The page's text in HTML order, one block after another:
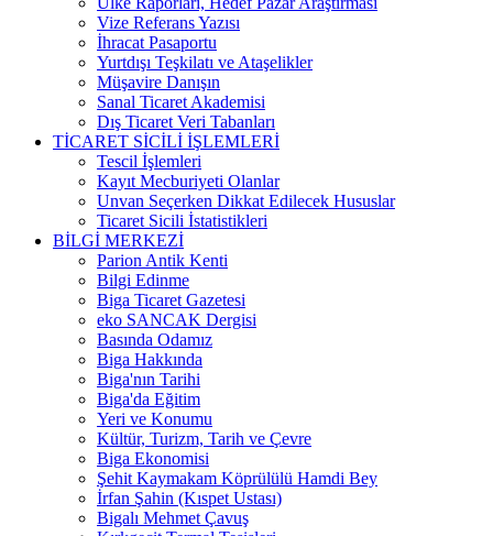
Vize Referans Yazısı
İhracat Pasaportu
Yurtdışı Teşkilatı ve Ataşelikler
Müşavire Danışın
Sanal Ticaret Akademisi
Dış Ticaret Veri Tabanları
TİCARET SİCİLİ İŞLEMLERİ
Tescil İşlemleri
Kayıt Mecburiyeti Olanlar
Unvan Seçerken Dikkat Edilecek Hususlar
Ticaret Sicili İstatistikleri
BİLGİ MERKEZİ
Parion Antik Kenti
Bilgi Edinme
Biga Ticaret Gazetesi
eko SANCAK Dergisi
Basında Odamız
Biga Hakkında
Biga'nın Tarihi
Biga'da Eğitim
Yeri ve Konumu
Kültür, Turizm, Tarih ve Çevre
Biga Ekonomisi
Şehit Kaymakam Köprülülü Hamdi Bey
İrfan Şahin (Kıspet Ustası)
Bigalı Mehmet Çavuş